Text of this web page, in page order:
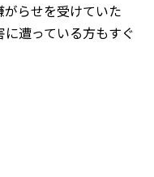
らせを受けていた
遭っている方もすぐ